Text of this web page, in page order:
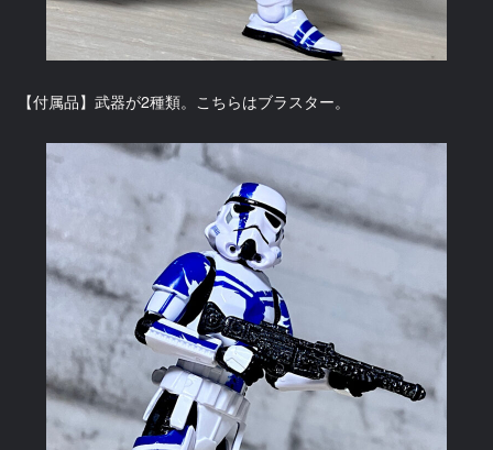
【付属品】武器が2種類。こちらはブラスター。